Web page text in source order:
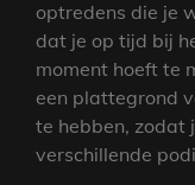
optredens die je
dat je op tijd bij
moment hoeft te
een plattegrond
te hebben, zodat
verschillende